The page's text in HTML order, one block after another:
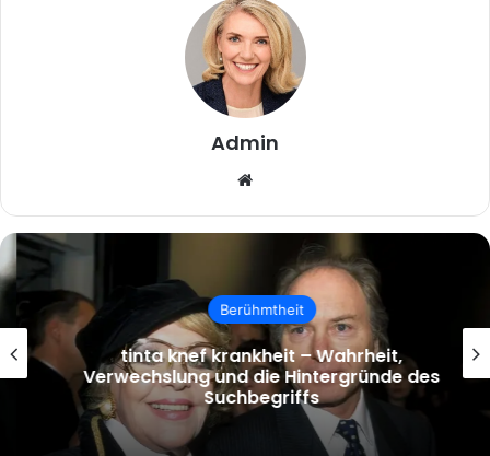
Admin
Berühmtheit
tinta knef krankheit – Wahrheit,
Verwechslung und die Hintergründe des
Suchbegriffs